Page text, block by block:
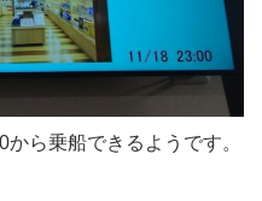
ら乗船できるようです。